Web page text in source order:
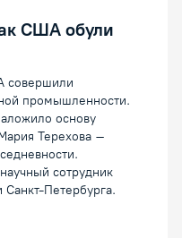
США обули
совершили
промышленности.
основу
Терехова –
сотрудник
Санкт-Петербурга.